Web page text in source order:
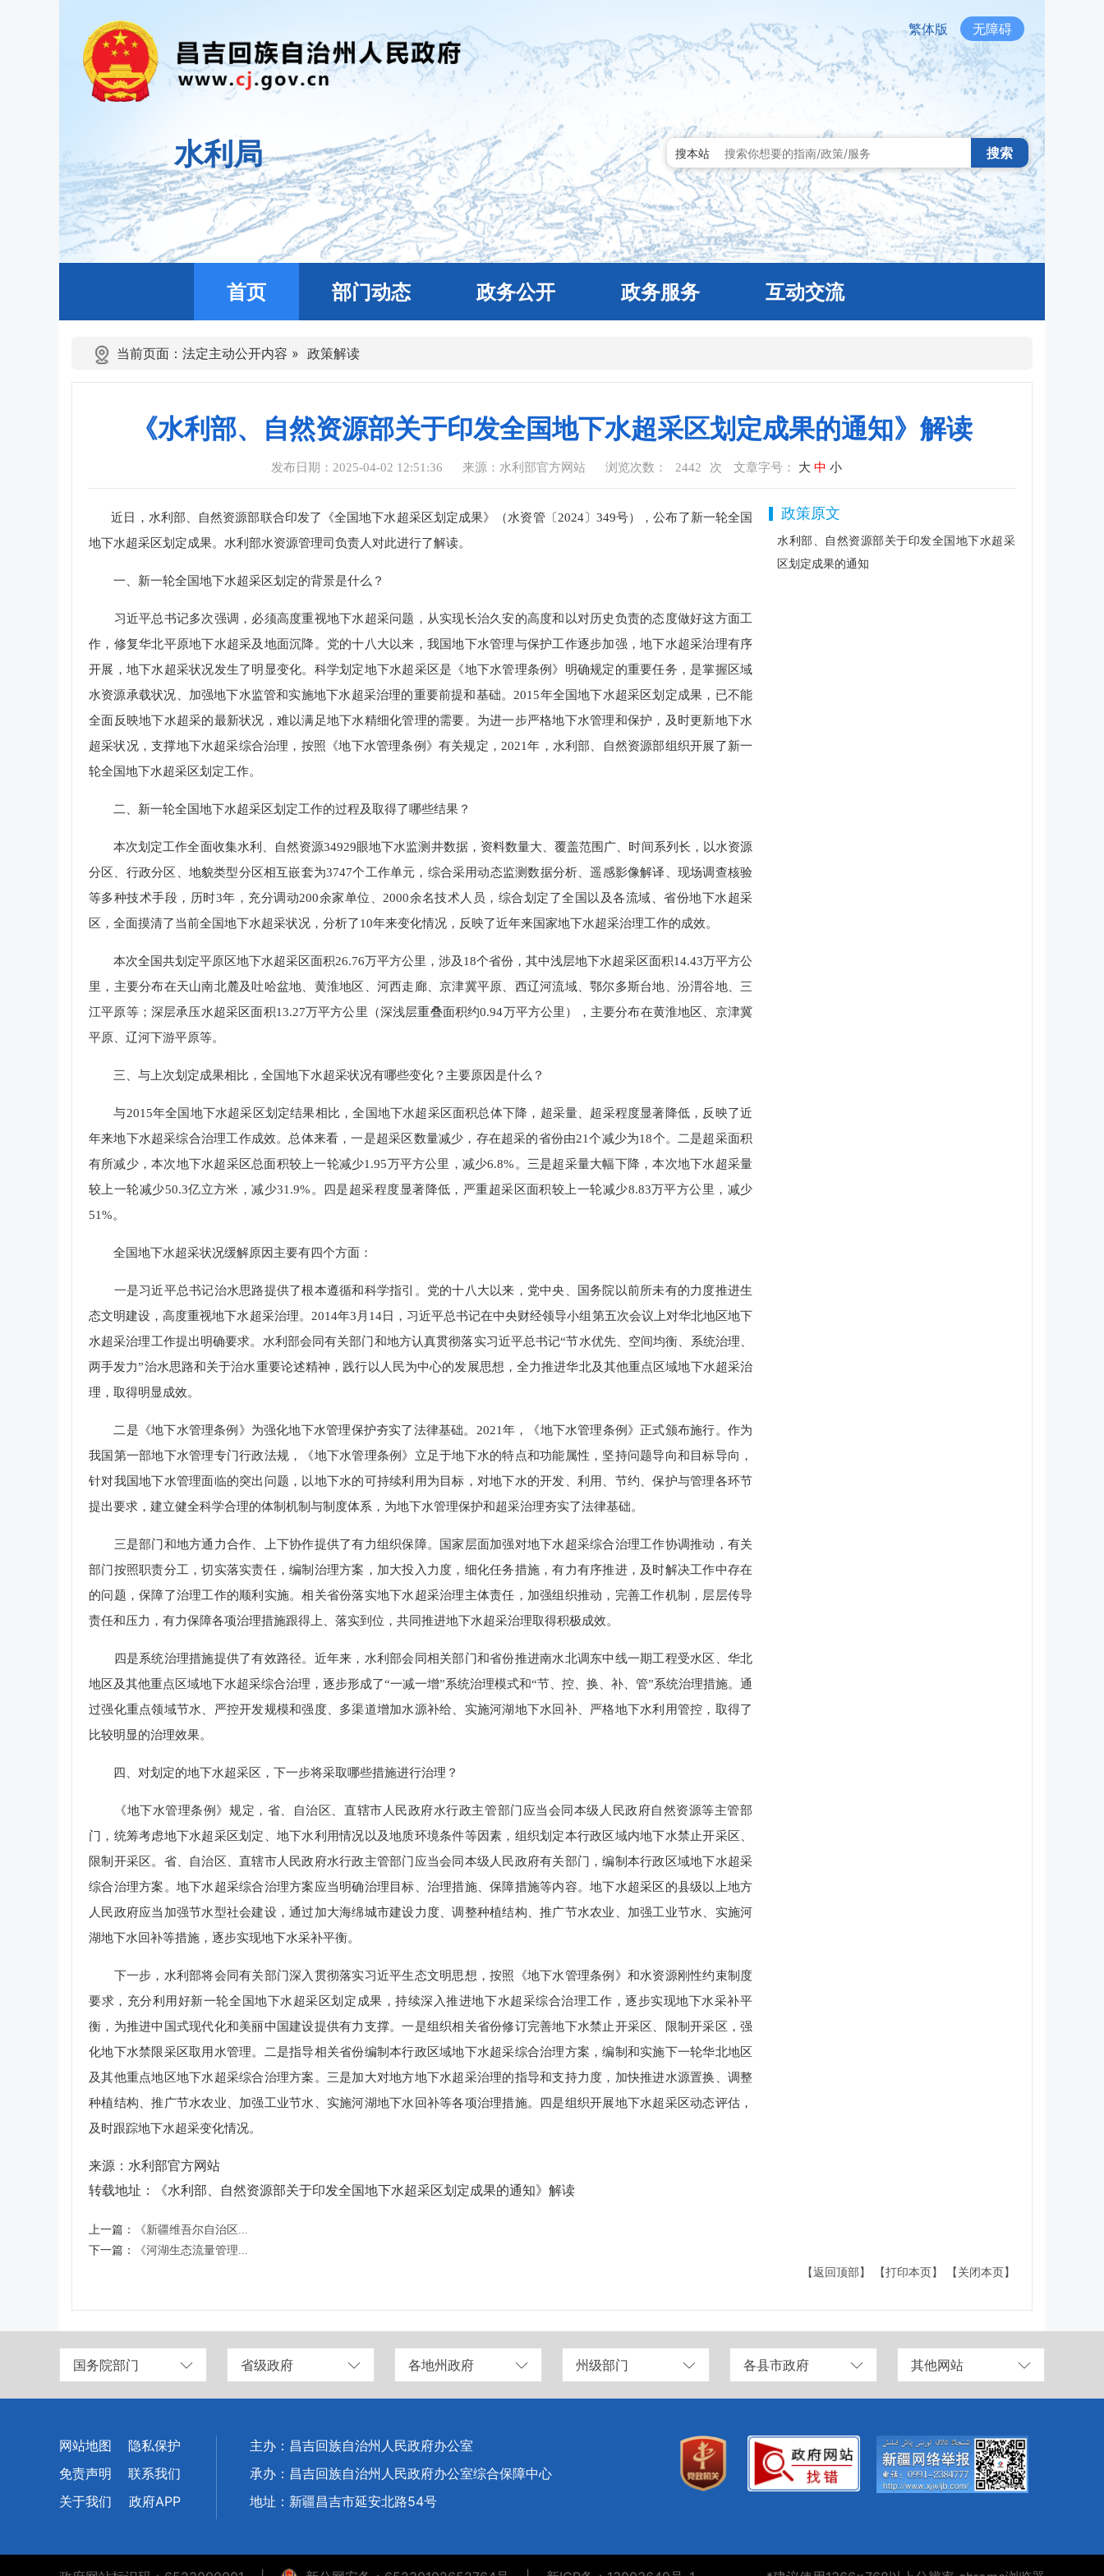
繁体版 无障碍
水利局 搜本站 搜索
首页 部门动态 政务公开 政务服务 互动交流
当前页面： 法定主动公开内容 » 政策解读
《水利部、自然资源部关于印发全国地下水超采区划定成果的通知》解读
发布日期：2025-04-02 12:51:36 来源：水利部官方网站 浏览次数： 2442 次 文章字号： 大 中 小
近日，水利部、自然资源部联合印发了《全国地下水超采区划定成果》（水资管〔2024〕349号），公布了新一轮全国
地下水超采区划定成果。水利部水资源管理司负责人对此进行了解读。
一、新一轮全国地下水超采区划定的背景是什么？
习近平总书记多次强调，必须高度重视地下水超采问题，从实现长治久安的高度和以对历史负责的态度做好这方面工
作，修复华北平原地下水超采及地面沉降。党的十八大以来，我国地下水管理与保护工作逐步加强，地下水超采治理有序
开展，地下水超采状况发生了明显变化。科学划定地下水超采区是《地下水管理条例》明确规定的重要任务，是掌握区域
水资源承载状况、加强地下水监管和实施地下水超采治理的重要前提和基础。2015年全国地下水超采区划定成果，已不能
全面反映地下水超采的最新状况，难以满足地下水精细化管理的需要。为进一步严格地下水管理和保护，及时更新地下水
超采状况，支撑地下水超采综合治理，按照《地下水管理条例》有关规定，2021年，水利部、自然资源部组织开展了新一
轮全国地下水超采区划定工作。
二、新一轮全国地下水超采区划定工作的过程及取得了哪些结果？
本次划定工作全面收集水利、自然资源34929眼地下水监测井数据，资料数量大、覆盖范围广、时间系列长，以水资源
分区、行政分区、地貌类型分区相互嵌套为3747个工作单元，综合采用动态监测数据分析、遥感影像解译、现场调查核验
等多种技术手段，历时3年，充分调动200余家单位、2000余名技术人员，综合划定了全国以及各流域、省份地下水超采
区，全面摸清了当前全国地下水超采状况，分析了10年来变化情况，反映了近年来国家地下水超采治理工作的成效。
本次全国共划定平原区地下水超采区面积26.76万平方公里，涉及18个省份，其中浅层地下水超采区面积14.43万平方公
里，主要分布在天山南北麓及吐哈盆地、黄淮地区、河西走廊、京津冀平原、西辽河流域、鄂尔多斯台地、汾渭谷地、三
江平原等；深层承压水超采区面积13.27万平方公里（深浅层重叠面积约0.94万平方公里），主要分布在黄淮地区、京津冀
平原、辽河下游平原等。
三、与上次划定成果相比，全国地下水超采状况有哪些变化？主要原因是什么？
与2015年全国地下水超采区划定结果相比，全国地下水超采区面积总体下降，超采量、超采程度显著降低，反映了近
年来地下水超采综合治理工作成效。总体来看，一是超采区数量减少，存在超采的省份由21个减少为18个。二是超采面积
有所减少，本次地下水超采区总面积较上一轮减少1.95万平方公里，减少6.8%。三是超采量大幅下降，本次地下水超采量
较上一轮减少50.3亿立方米，减少31.9%。四是超采程度显著降低，严重超采区面积较上一轮减少8.83万平方公里，减少
51%。
全国地下水超采状况缓解原因主要有四个方面：
一是习近平总书记治水思路提供了根本遵循和科学指引。党的十八大以来，党中央、国务院以前所未有的力度推进生
态文明建设，高度重视地下水超采治理。2014年3月14日，习近平总书记在中央财经领导小组第五次会议上对华北地区地下
水超采治理工作提出明确要求。水利部会同有关部门和地方认真贯彻落实习近平总书记“节水优先、空间均衡、系统治理、
两手发力”治水思路和关于治水重要论述精神，践行以人民为中心的发展思想，全力推进华北及其他重点区域地下水超采治
理，取得明显成效。
二是《地下水管理条例》为强化地下水管理保护夯实了法律基础。2021年，《地下水管理条例》正式颁布施行。作为
我国第一部地下水管理专门行政法规，《地下水管理条例》立足于地下水的特点和功能属性，坚持问题导向和目标导向，
针对我国地下水管理面临的突出问题，以地下水的可持续利用为目标，对地下水的开发、利用、节约、保护与管理各环节
提出要求，建立健全科学合理的体制机制与制度体系，为地下水管理保护和超采治理夯实了法律基础。
三是部门和地方通力合作、上下协作提供了有力组织保障。国家层面加强对地下水超采综合治理工作协调推动，有关
部门按照职责分工，切实落实责任，编制治理方案，加大投入力度，细化任务措施，有力有序推进，及时解决工作中存在
的问题，保障了治理工作的顺利实施。相关省份落实地下水超采治理主体责任，加强组织推动，完善工作机制，层层传导
责任和压力，有力保障各项治理措施跟得上、落实到位，共同推进地下水超采治理取得积极成效。
四是系统治理措施提供了有效路径。近年来，水利部会同相关部门和省份推进南水北调东中线一期工程受水区、华北
地区及其他重点区域地下水超采综合治理，逐步形成了“一减一增”系统治理模式和“节、控、换、补、管”系统治理措施。通
过强化重点领域节水、严控开发规模和强度、多渠道增加水源补给、实施河湖地下水回补、严格地下水利用管控，取得了
比较明显的治理效果。
四、对划定的地下水超采区，下一步将采取哪些措施进行治理？
《地下水管理条例》规定，省、自治区、直辖市人民政府水行政主管部门应当会同本级人民政府自然资源等主管部
门，统筹考虑地下水超采区划定、地下水利用情况以及地质环境条件等因素，组织划定本行政区域内地下水禁止开采区、
限制开采区。省、自治区、直辖市人民政府水行政主管部门应当会同本级人民政府有关部门，编制本行政区域地下水超采
综合治理方案。地下水超采综合治理方案应当明确治理目标、治理措施、保障措施等内容。地下水超采区的县级以上地方
人民政府应当加强节水型社会建设，通过加大海绵城市建设力度、调整种植结构、推广节水农业、加强工业节水、实施河
湖地下水回补等措施，逐步实现地下水采补平衡。
下一步，水利部将会同有关部门深入贯彻落实习近平生态文明思想，按照《地下水管理条例》和水资源刚性约束制度
要求，充分利用好新一轮全国地下水超采区划定成果，持续深入推进地下水超采综合治理工作，逐步实现地下水采补平
衡，为推进中国式现代化和美丽中国建设提供有力支撑。一是组织相关省份修订完善地下水禁止开采区、限制开采区，强
化地下水禁限采区取用水管理。二是指导相关省份编制本行政区域地下水超采综合治理方案，编制和实施下一轮华北地区
及其他重点地区地下水超采综合治理方案。三是加大对地方地下水超采治理的指导和支持力度，加快推进水源置换、调整
种植结构、推广节水农业、加强工业节水、实施河湖地下水回补等各项治理措施。四是组织开展地下水超采区动态评估，
及时跟踪地下水超采变化情况。
来源：水利部官方网站
转载地址：
《水利部、自然资源部关于印发全国地下水超采区划定成果的通知》解读
政策原文
水利部、自然资源部关于印发全国地下水超采
区划定成果的通知
上一篇：
《新疆维吾尔自治区...
下一篇：
《河湖生态流量管理...
【返回顶部】
【打印本页】 【关闭本页】
国务院部门 省级政府 各地州政府 州级部门 各县市政府 其他网站
网站地图
隐私保护
免责声明
联系我们
关于我们
政府APP
主办：昌吉回族自治州人民政府办公室
承办：昌吉回族自治州人民政府办公室综合保障中心
地址：新疆昌吉市延安北路54号